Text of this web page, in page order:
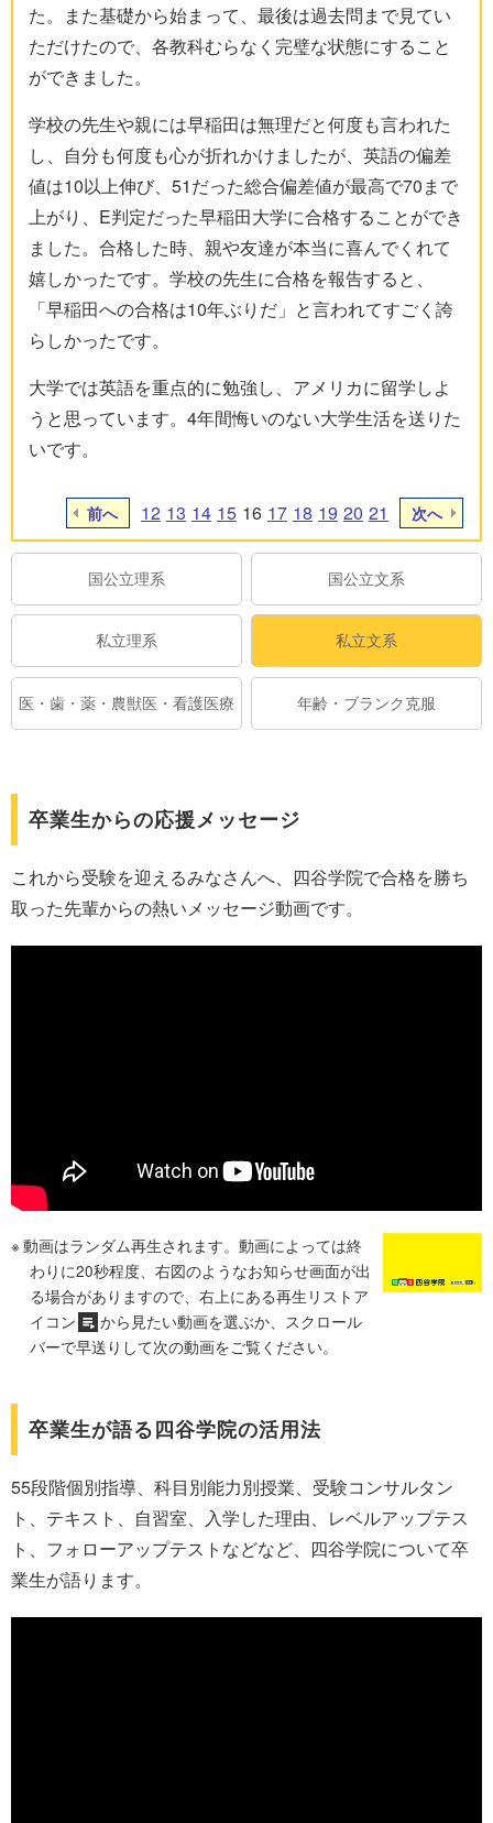
た。また基礎から始まって、最後は過去問まで見てい
ただけたので、各教科むらなく完璧な状態にすること
ができました。
学校の先生や親には早稲田は無理だと何度も言われた
し、自分も何度も心が折れかけましたが、英語の偏差
値は10以上伸び、51だった総合偏差値が最高で70まで
上がり、E判定だった早稲田大学に合格することができ
ました。合格した時、親や友達が本当に喜んでくれて
嬉しかったです。学校の先生に合格を報告すると、
「早稲田への合格は10年ぶりだ」と言われてすごく誇
らしかったです。
大学では英語を重点的に勉強し、アメリカに留学しよ
うと思っています。4年間悔いのない大学生活を送りた
いです。
前へ 12 13 14 15 16 17 18 19 20 21 次へ
国公立理系 国公立文系
私立理系 私立文系
医・歯・薬・農獣医・看護医療 年齢・ブランク克服
卒業生からの応援メッセージ
これから受験を迎えるみなさんへ、四谷学院で合格を勝ち
取った先輩からの熱いメッセージ動画です。
動画はランダム再生されます。動画によっては終
わりに20秒程度、右図のようなお知らせ画面が出
る場合がありますので、右上にある再生リストア
イコン
から見たい動画を選ぶか、スクロール
バーで早送りして次の動画をご覧ください。
卒業生が語る四谷学院の活用法
55段階個別指導、科目別能力別授業、受験コンサルタン
ト、テキスト、自習室、入学した理由、レベルアップテス
ト、フォローアップテストなどなど、四谷学院について卒
業生が語ります。